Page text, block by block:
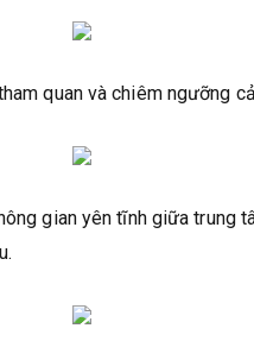
quan và chiêm ngưỡng
gian yên tĩnh giữa trung